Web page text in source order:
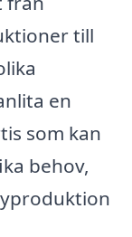
till
en
som kan
behov,